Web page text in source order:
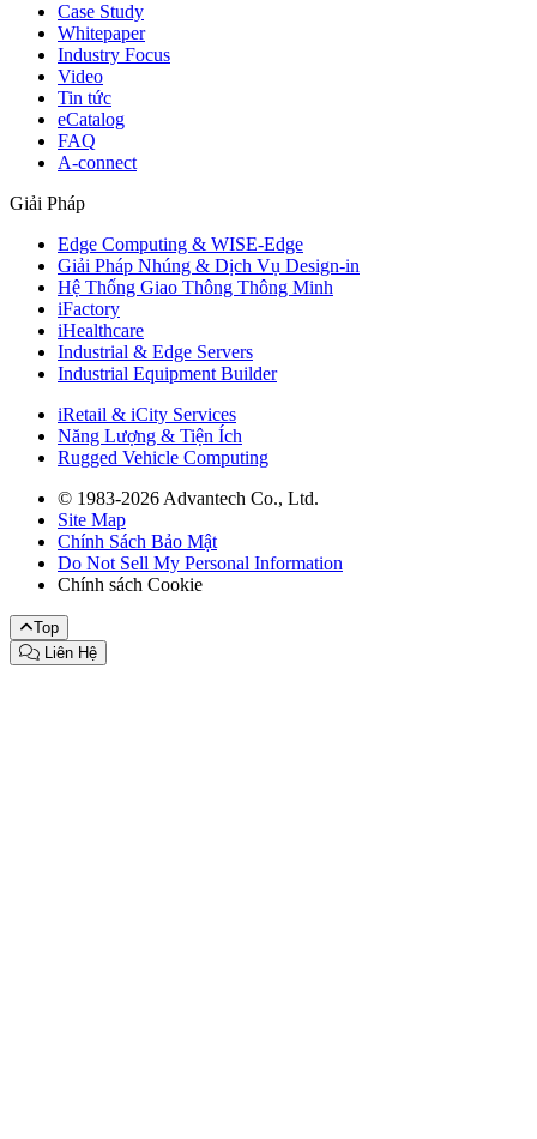
Case Study
Whitepaper
Industry Focus
Video
Tin tức
eCatalog
FAQ
A-connect
Giải Pháp
Edge Computing & WISE-Edge
Giải Pháp Nhúng & Dịch Vụ Design-in
Hệ Thống Giao Thông Thông Minh
iFactory
iHealthcare
Industrial & Edge Servers
Industrial Equipment Builder
iRetail & iCity Services
Năng Lượng & Tiện Ích
Rugged Vehicle Computing
© 1983-2026 Advantech Co., Ltd.
Site Map
Chính Sách Bảo Mật
Do Not Sell My Personal Information
Chính sách Cookie
Top
Liên Hệ